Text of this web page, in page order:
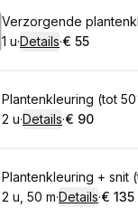
Boek
Verzorgende
. Duur:
1 u·Details·
.Prijs:
€ 55
Boek
Plantenkleuring (tot
. Duur:
2 u·Details·
.Prijs:
€ 90
Boek
Plantenkleuring + snit
. Duur :
2 u, 50 m·Details·
.Prijs:
€ 135